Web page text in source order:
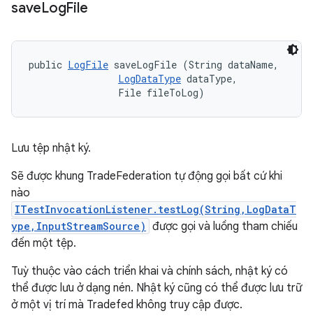
saveLogFile
public LogFile saveLogFile (String dataName,
LogDataType dataType,
                File fileToLog)
Lưu tệp nhật ký.
Sẽ được khung TradeFederation tự động gọi bất cứ khi
nào
ITestInvocationListener.testLog(String,LogDataT
ype,InputStreamSource) được gọi và luồng tham chiếu
đến một tệp.
Tuỳ thuộc vào cách triển khai và chính sách, nhật ký có
thể được lưu ở dạng nén. Nhật ký cũng có thể được lưu trữ
ở một vị trí mà Tradefed không truy cập được.